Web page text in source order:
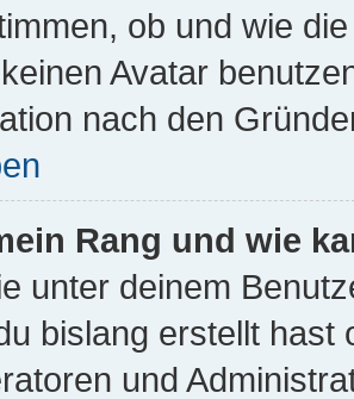
ob und wie
Avatar
nach den
Rang und wie
unter deinem
bislang erstellt
und